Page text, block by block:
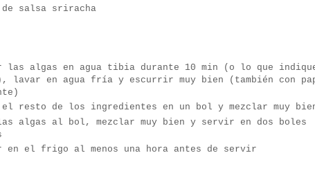
salsa sriracha
las algas en agua tibia durante 10 min (o lo que
lavar en agua fría y escurrir muy bien (también con
el resto de los ingredientes en un bol y mezclar muy
algas al bol, mezclar muy bien y servir en dos boles
en el frigo al menos una hora antes de servir